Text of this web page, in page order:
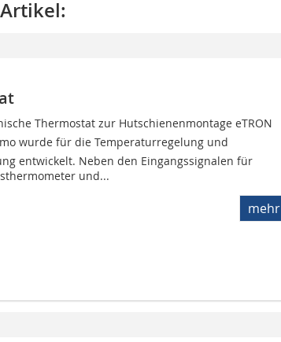
Thermostat zur Hutschienenmontage eTRON
wurde für die Temperaturregelung und
entwickelt. Neben den Eingangssignalen für
und...
mehr